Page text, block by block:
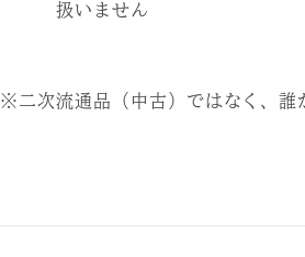
扱いません
※二次流通品（中古）ではなく、誰